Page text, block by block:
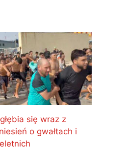
się wraz z
o gwałtach i